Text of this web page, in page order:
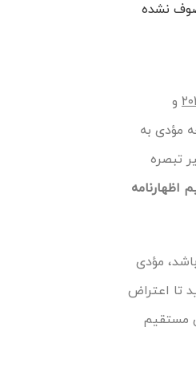
نشده
و
مؤدی به
تبصره
اظهارنامه
مؤدی
تا اعتراض
مستقیم